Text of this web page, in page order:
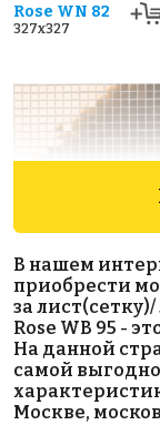
Rose WN 82
327x327
Golden Effect
HP23-20
327x327
В нашем
приобрести
за
Rose WB 95 -
На данной
самой
Москве,